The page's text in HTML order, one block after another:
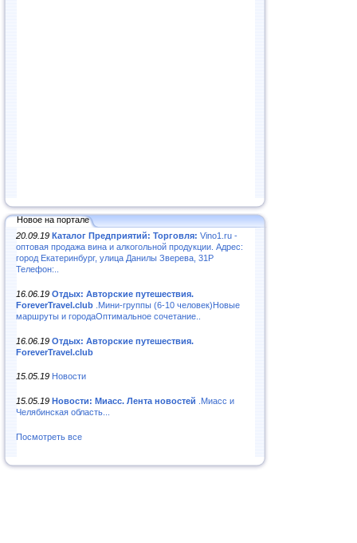
Новое на портале
20.09.19 Каталог Предприятий: Торговля: Vino1.ru -
оптовая продажа вина и алкогольной продукции. Адрес:
город Екатеринбург, улица Данилы Зверева, 31Р
Телефон:..
16.06.19 Отдых: Авторские путешествия.
ForeverTravel.club .Мини-группы (6-10 человек)Новые
маршруты и городаОптимальное сочетание..
16.06.19 Отдых: Авторские путешествия.
ForeverTravel.club
15.05.19 Новости
15.05.19 Новости: Миасс. Лента новостей .Миасс и
Челябинская область...
Посмотреть все